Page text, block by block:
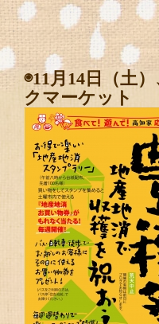
◉11月14日（土
クマーケット